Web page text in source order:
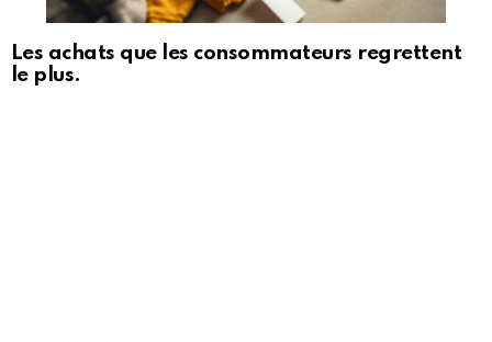
Les achats que les consommateurs regrettent
le plus.